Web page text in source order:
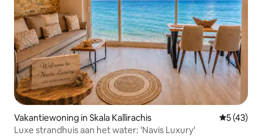
Vakantiewoning in Skala Kallirachis
5 (43)
Luxe strandhuis aan het water: 'Navis Luxury'